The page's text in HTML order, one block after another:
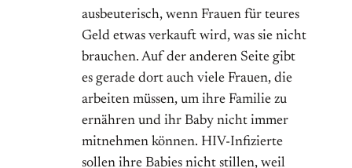
ausbeuterisch, wenn Frauen für teures
Geld etwas verkauft wird, was sie nicht
brauchen. Auf der anderen Seite gibt
es gerade dort auch viele Frauen, die
arbeiten müssen, um ihre Familie zu
ernähren und ihr Baby nicht immer
mitnehmen können. HIV-Infizierte
sollen ihre Babies nicht stillen, weil